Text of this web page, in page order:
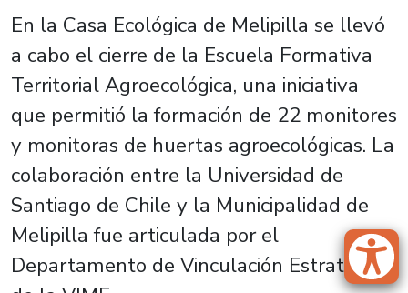
En la Casa Ecológica de Melipilla se llevó
a cabo el cierre de la Escuela Formativa
Territorial Agroecológica, una iniciativa
que permitió la formación de 22 monitores
y monitoras de huertas agroecológicas. La
colaboración entre la Universidad de
Santiago de Chile y la Municipalidad de
Melipilla fue articulada por el
Departamento de Vinculación Estratégica